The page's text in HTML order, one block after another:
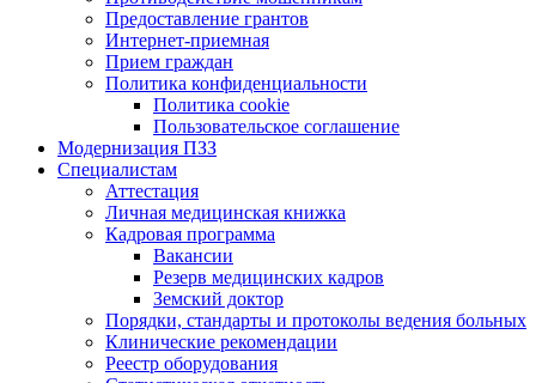
Предоставление грантов
Интернет-приемная
Прием граждан
Политика конфиденциальности
Политика cookie
Пользовательское соглашение
Модернизация ПЗЗ
Специалистам
Аттестация
Личная медицинская книжка
Кадровая программа
Вакансии
Резерв медицинских кадров
Земский доктор
Порядки, стандарты и протоколы ведения больных
Клинические рекомендации
Реестр оборудования